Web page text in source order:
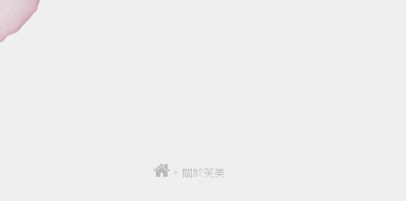
> 關於芙美